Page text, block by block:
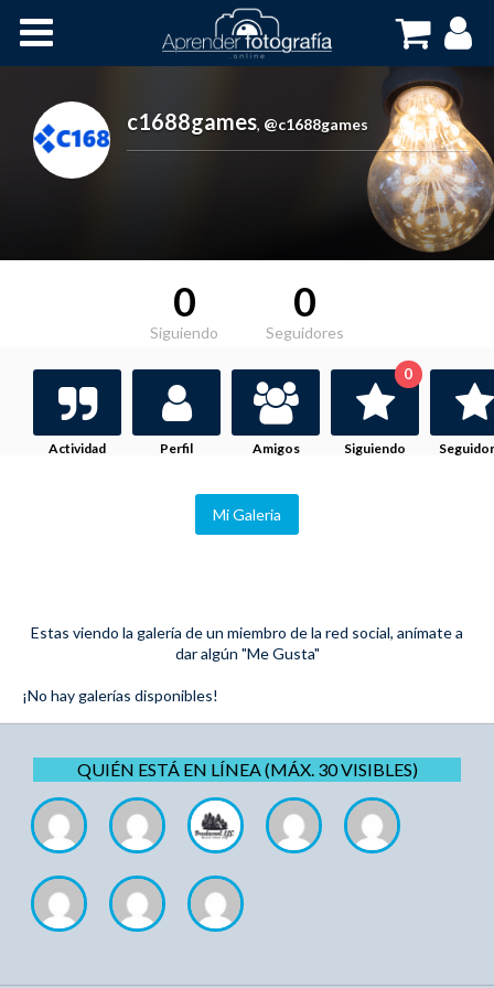
Cursos OnLine
c1688games, @c1688games
0
Siguiendo
0
Seguidores
Actividad Perfil Amigos Siguiendo
0
Mi Galeria
Estas viendo la galería de un miembro de la red social, anímate a
dar algún "Me Gusta"
¡No hay galerías disponibles!
QUIÉN ESTÁ EN LÍNEA (MÁX. 30 VISIBLES)